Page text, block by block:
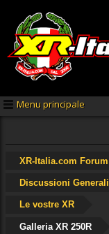
Menu principale
XR-Italia.com Forum
Discussioni Generali
Le vostre XR
Galleria XR 250R